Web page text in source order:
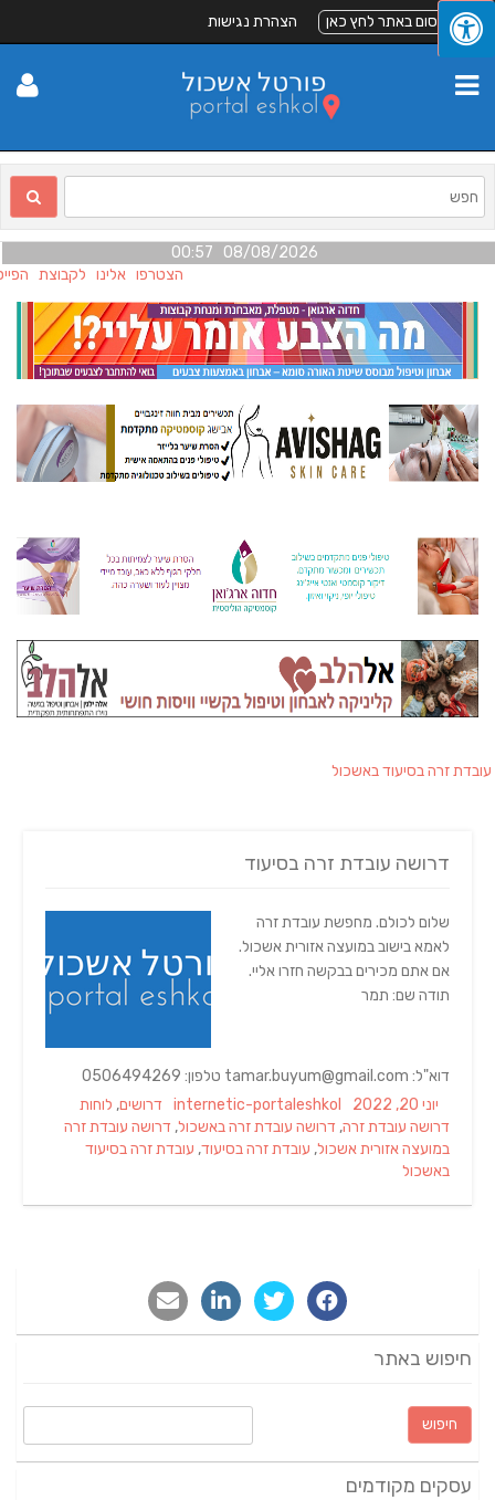
לפרסום באתר לחץ כאן הצהרת נגישות
08/08/2026 00:57
הצטרפו אלינו לקבוצת
עובדת זרה בסיעוד באשכול
דרושה עובדת זרה בסיעוד
שלום לכולם. מחפשת עובדת זרה
לאמא בישוב במועצה אזורית אשכול.
אם אתם מכירים בבקשה חזרו אליי.
תודה שם: תמר
דוא"ל: tamar.buyum@gmail.com טלפון: 0506494269
Posted
on
יוני 20, 2022 Author
internetic-portaleshkol
Categories
דרושים, לוחות
דרושה עובדת זרה, דרושה עובדת זרה באשכול, דרושה עובדת זרה
במועצה אזורית אשכול, עובדת זרה בסיעוד, עובדת זרה בסיעוד
באשכול
חיפוש באתר
חיפוש:
עסקים מקודמים